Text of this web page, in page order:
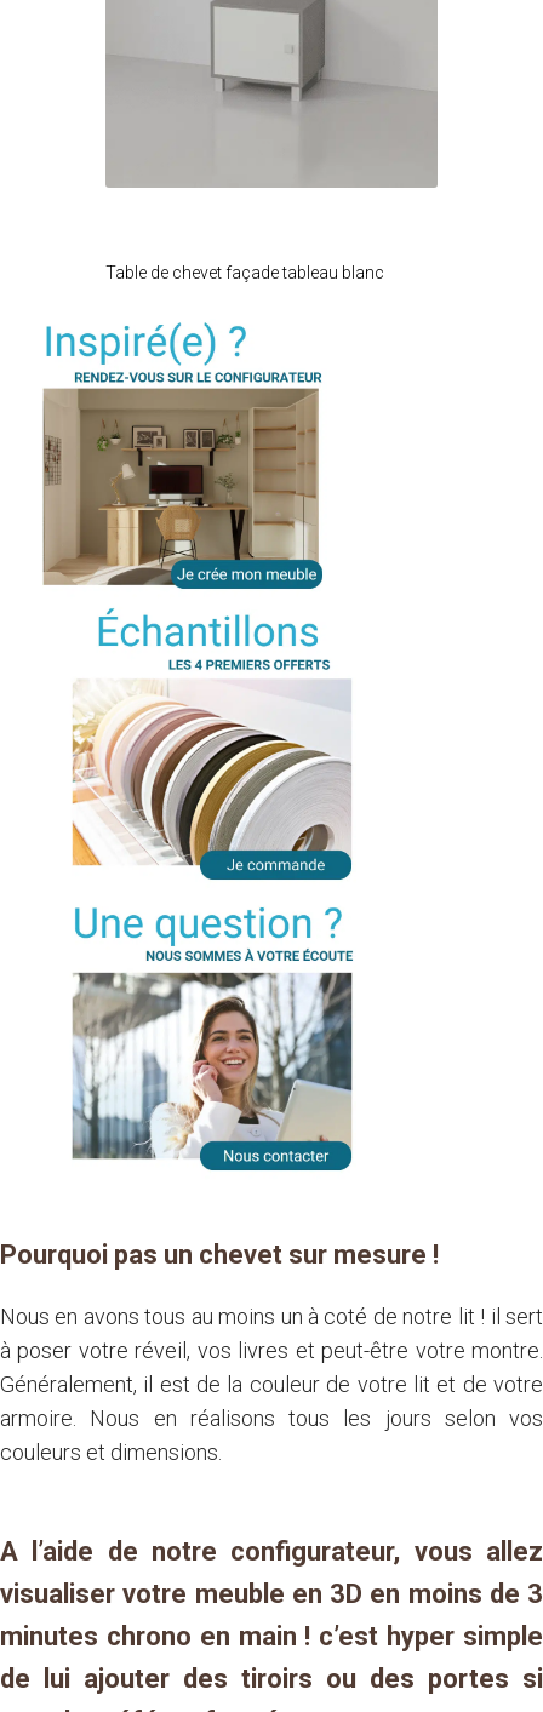
Table de chevet façade tableau blanc
Pourquoi pas un chevet sur mesure !
Nous en avons tous au moins un à coté de notre lit ! il sert
à poser votre réveil, vos livres et peut-être votre montre.
Généralement, il est de la couleur de votre lit et de votre
armoire. Nous en réalisons tous les jours selon vos
couleurs et dimensions.
A l’aide de notre configurateur, vous allez
visualiser votre meuble en 3D en moins de 3
minutes chrono en main ! c’est hyper simple
de lui ajouter des tiroirs ou des portes si